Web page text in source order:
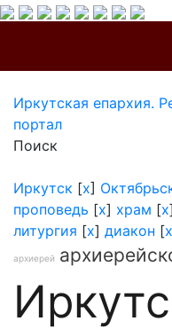
Иркутская епархия.
портал
Поиск
Иркутск [x]
проповедь [x] храм [x]
литургия [x] диакон [x
архиерей